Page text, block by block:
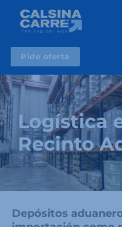
Pide oferta
Logística
Recinto
Depósitos